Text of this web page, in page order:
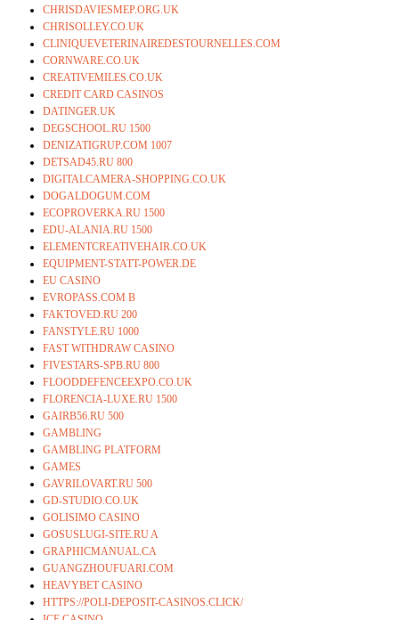
CHRISDAVIESMEP.ORG.UK
CHRISOLLEY.CO.UK
CLINIQUEVETERINAIREDESTOURNELLES.COM
CORNWARE.CO.UK
CREATIVEMILES.CO.UK
CREDIT CARD CASINOS
DATINGER.UK
DEGSCHOOL.RU 1500
DENIZATIGRUP.COM 1007
DETSAD45.RU 800
DIGITALCAMERA-SHOPPING.CO.UK
DOGALDOGUM.COM
ECOPROVERKA.RU 1500
EDU-ALANIA.RU 1500
ELEMENTCREATIVEHAIR.CO.UK
EQUIPMENT-STATT-POWER.DE
EU CASINO
EVROPASS.COM B
FAKTOVED.RU 200
FANSTYLE.RU 1000
FAST WITHDRAW CASINO
FIVESTARS-SPB.RU 800
FLOODDEFENCEEXPO.CO.UK
FLORENCIA-LUXE.RU 1500
GAIRB56.RU 500
GAMBLING
GAMBLING PLATFORM
GAMES
GAVRILOVART.RU 500
GD-STUDIO.CO.UK
GOLISIMO CASINO
GOSUSLUGI-SITE.RU A
GRAPHICMANUAL.CA
GUANGZHOUFUARI.COM
HEAVYBET CASINO
HTTPS://POLI-DEPOSIT-CASINOS.CLICK/